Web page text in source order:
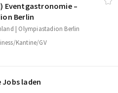
Eventgastronomie –
Berlin
| Olympiastadion Berlin
Kantine/GV
Jobs laden